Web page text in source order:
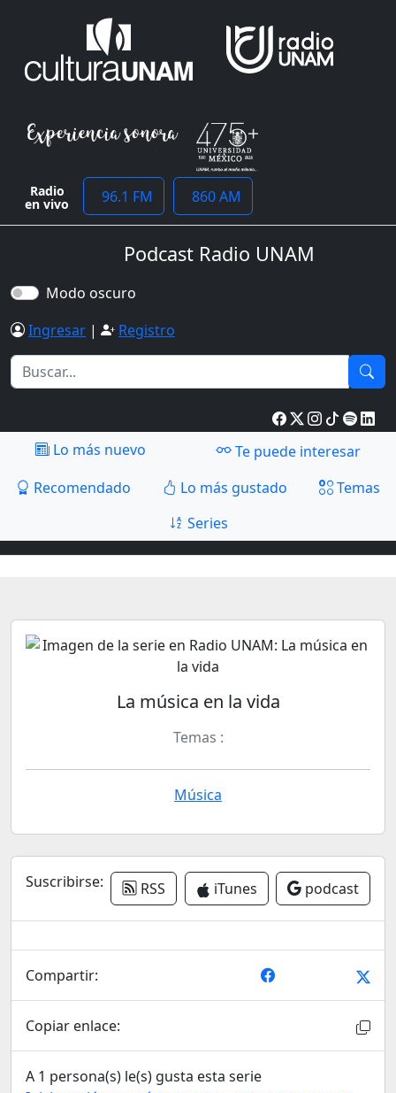
Radio
en vivo 96.1 FM 860 AM
Podcast Radio UNAM
Modo oscuro
Ingresar | Registro
Lo más nuevo
Te puede interesar
Recomendado
Lo más gustado
Temas
Series
La música en la vida
Temas :
Música
Suscribirse: RSS iTunes podcast
Compartir:
Copiar enlace:
A 1 persona(s) le(s) gusta esta serie